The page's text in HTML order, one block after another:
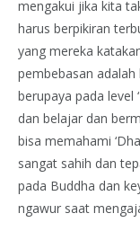
mengakui jika kita
harus berpikiran
yang mereka
pembebasan
berupaya pada level
dan belajar dan
bisa memahami
sangat sahih dan
pada Buddha dan
ngawur saat